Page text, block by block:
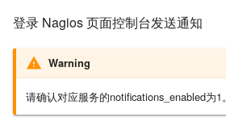
登录 Nagios 页面控制台发送通知
Warning
请确认对应服务的notifications_enabled为1。